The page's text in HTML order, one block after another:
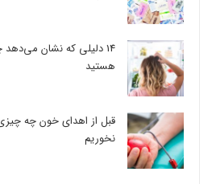
14 دلیلی که نشان
هستید
قبل از اهدای خون چه
نخوریم